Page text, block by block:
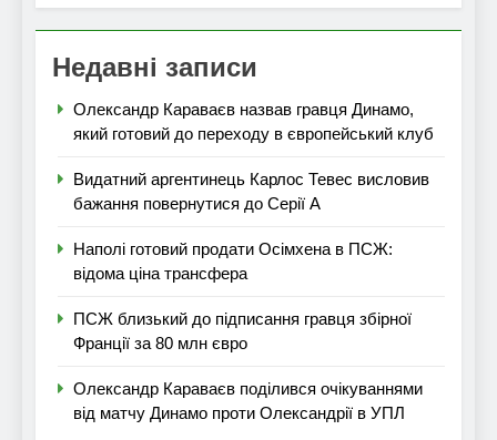
Недавні записи
Олександр Караваєв назвав гравця Динамо,
який готовий до переходу в європейський клуб
Видатний аргентинець Карлос Тевес висловив
бажання повернутися до Серії А
Наполі готовий продати Осімхена в ПСЖ:
відома ціна трансфера
ПСЖ близький до підписання гравця збірної
Франції за 80 млн євро
Олександр Караваєв поділився очікуваннями
від матчу Динамо проти Олександрії в УПЛ